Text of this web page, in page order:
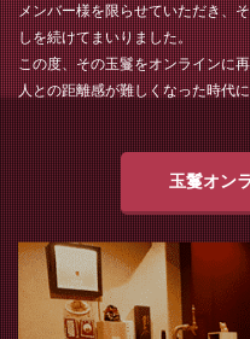
メンバー様を限らせていただき、
しを続けてまいりました。
この度、その玉鬘をオンラインに
人との距離感が難しくなった時代
玉鬘オン